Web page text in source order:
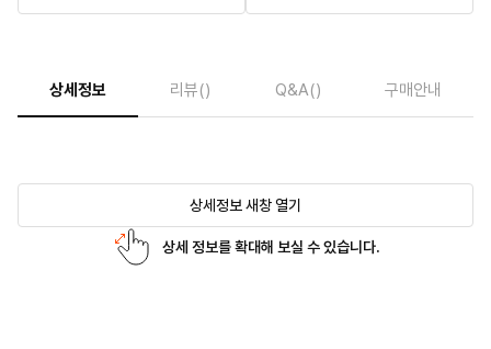
상세정보 리뷰() Q&A() 구매안내
상세정보 새창 열기
상세 정보를 확대해 보실 수 있습니다.